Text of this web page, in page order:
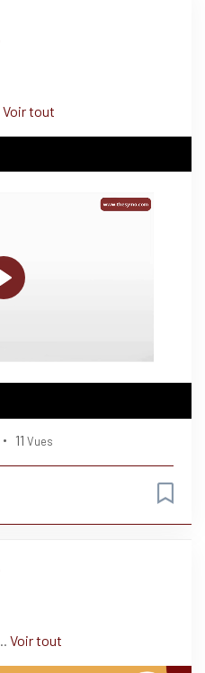
Voir tout
P
11 Vues
Voir tout